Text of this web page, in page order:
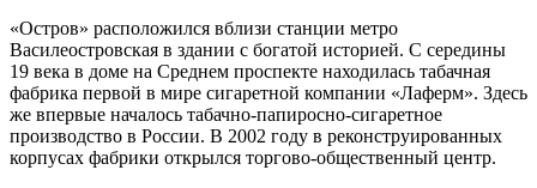
«Остров» расположился вблизи станции метро
Василеостровская в здании с богатой историей. С середины
19 века в доме на Среднем проспекте находилась табачная
фабрика первой в мире сигаретной компании «Лаферм». Здесь
же впервые началось табачно-папиросно-сигаретное
производство в России. В 2002 году в реконструированных
корпусах фабрики открылся торгово-общественный центр.